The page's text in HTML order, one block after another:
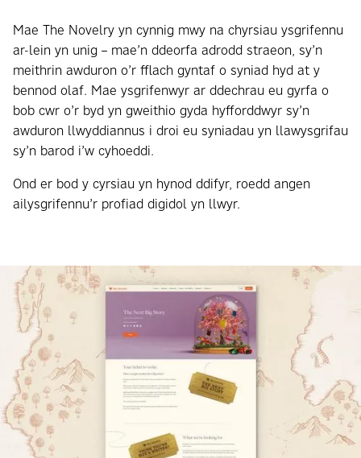
Mae The Novelry yn cynnig mwy na chyrsiau ysgrifennu
ar-lein yn unig – mae’n ddeorfa adrodd straeon, sy’n
meithrin awduron o’r fflach gyntaf o syniad hyd at y
bennod olaf. Mae ysgrifenwyr ar ddechrau eu gyrfa o
bob cwr o’r byd yn gweithio gyda hyfforddwyr sy’n
awduron llwyddiannus i droi eu syniadau yn llawysgrifau
sy’n barod i’w cyhoeddi.
Ond er bod y cyrsiau yn hynod ddifyr, roedd angen
ailysgrifennu’r profiad digidol yn llwyr.